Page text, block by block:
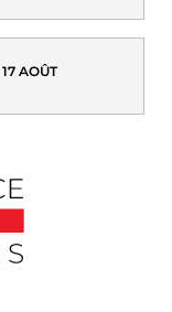
17 AOÛT